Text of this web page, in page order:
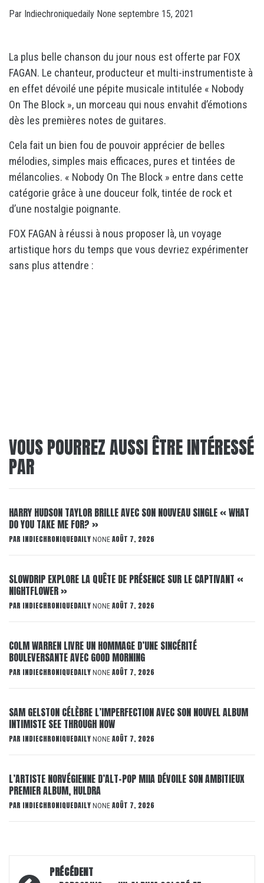
Par Indiechroniquedaily None septembre 15, 2021
La plus belle chanson du jour nous est offerte par FOX
FAGAN. Le chanteur, producteur et multi-instrumentiste à
en effet dévoilé une pépite musicale intitulée « Nobody
On The Block », un morceau qui nous envahit d’émotions
dès les premières notes de guitares.
Cela fait un bien fou de pouvoir apprécier de belles
mélodies, simples mais efficaces, pures et tintées de
mélancolies. « Nobody On The Block » entre dans cette
catégorie grâce à une douceur folk, tintée de rock et
d’une nostalgie poignante.
FOX FAGAN à réussi à nous proposer là, un voyage
artistique hors du temps que vous devriez expérimenter
sans plus attendre :
VOUS POURREZ AUSSI ÊTRE INTÉRESSÉ
PAR
HARRY HUDSON TAYLOR BRILLE AVEC SON NOUVEAU SINGLE « WHAT
DO YOU TAKE ME FOR? »
PAR INDIECHRONIQUEDAILY NONE AOÛT 7, 2026
SLOWDRIP EXPLORE LA QUÊTE DE PRÉSENCE SUR LE CAPTIVANT «
NIGHTFLOWER »
PAR INDIECHRONIQUEDAILY NONE AOÛT 7, 2026
COLM WARREN LIVRE UN HOMMAGE D’UNE SINCÉRITÉ
BOULEVERSANTE AVEC GOOD MORNING
PAR INDIECHRONIQUEDAILY NONE AOÛT 7, 2026
SAM GELSTON CÉLÈBRE L’IMPERFECTION AVEC SON NOUVEL ALBUM
INTIMISTE SEE THROUGH NOW
PAR INDIECHRONIQUEDAILY NONE AOÛT 7, 2026
L’ARTISTE NORVÉGIENNE D’ALT-POP MIIA DÉVOILE SON AMBITIEUX
PREMIER ALBUM, HULDRA
PAR INDIECHRONIQUEDAILY NONE AOÛT 7, 2026
Navigation
PRÉCÉDENT